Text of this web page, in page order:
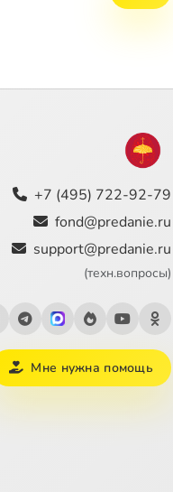
+7 (495) 722-92-79
fond@predanie.ru
support@predanie.ru
(техн.вопросы)
Мне нужна помощь